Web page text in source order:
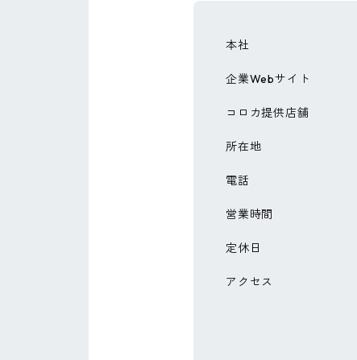
本社
企業Webサイト
コロカ提供店舗
所在地
電話
営業時間
定休日
アクセス